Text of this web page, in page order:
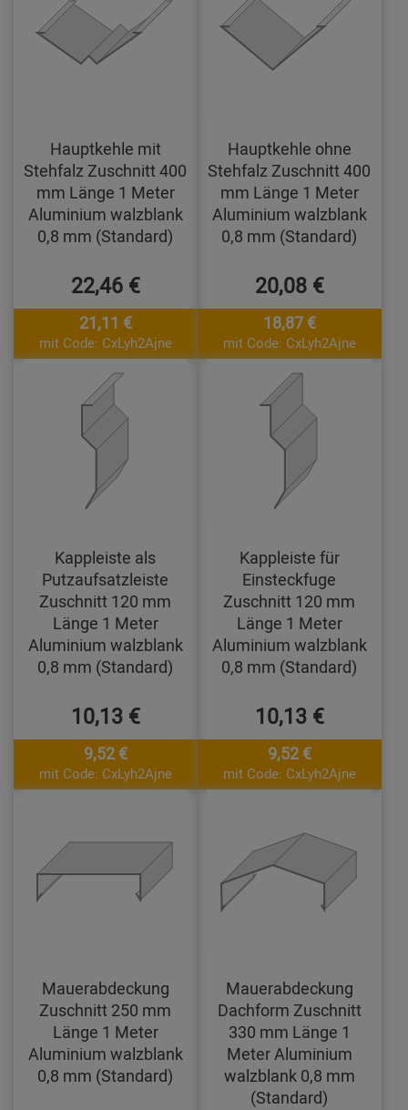
Hauptkehle mit
Stehfalz Zuschnitt 400
mm Länge 1 Meter
Aluminium walzblank
0,8 mm (Standard)
22,46 €
21,11 €
mit Code: CxLyh2Ajne
Hauptkehle ohne
Stehfalz Zuschnitt 400
mm Länge 1 Meter
Aluminium walzblank
0,8 mm (Standard)
20,08 €
18,87 €
mit Code: CxLyh2Ajne
Kappleiste als
Putzaufsatzleiste
Zuschnitt 120 mm
Länge 1 Meter
Aluminium walzblank
0,8 mm (Standard)
10,13 €
9,52 €
mit Code: CxLyh2Ajne
Kappleiste für
Einsteckfuge
Zuschnitt 120 mm
Länge 1 Meter
Aluminium walzblank
0,8 mm (Standard)
10,13 €
9,52 €
mit Code: CxLyh2Ajne
Mauerabdeckung
Zuschnitt 250 mm
Länge 1 Meter
Aluminium walzblank
0,8 mm (Standard)
Mauerabdeckung
Dachform Zuschnitt
330 mm Länge 1
Meter Aluminium
walzblank 0,8 mm
(Standard)